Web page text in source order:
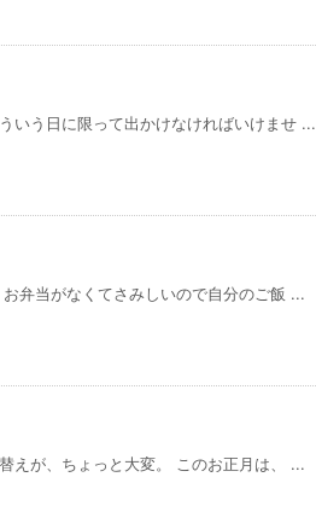
いう日に限って出かけなければいけませ ...
弁当がなくてさみしいので自分のご飯 ...
えが、ちょっと大変。 このお正月は、 ...